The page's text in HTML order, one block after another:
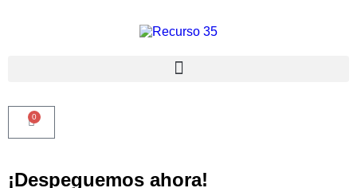
0
¡Despeguemos ahora!